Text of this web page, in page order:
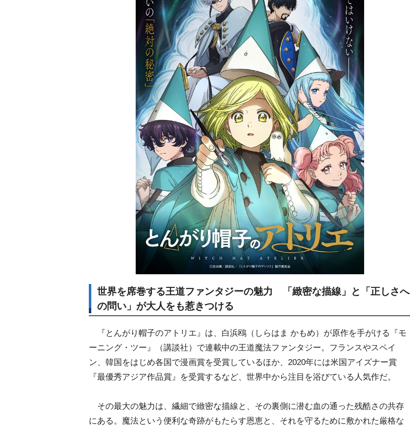
世界を席巻する王道ファンタジーの魅力 「緻密な描線」と「正しさへ
の問い」が大人をも惹きつける
『とんがり帽子のアトリエ』は、白浜鴎（しらはま かもめ）が原作を手がける『モ
ーニング・ツー』（講談社）で連載中の王道魔法ファンタジー。フランスやスペイ
ン、韓国をはじめ各国で漫画賞を受賞しているほか、2020年には米国アイズナー賞
『最優秀アジア作品賞』を受賞するなど、世界中から注目を浴びている人気作だ。
その最大の魅力は、繊細で緻密な描線と、その裏側に潜む血の通った残酷さの共存
にある。魔法という便利な奇跡がもたらす恩恵と、それを守るために敷かれた厳格な